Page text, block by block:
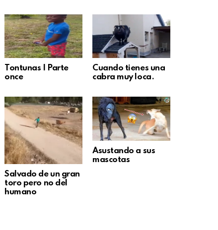
Tontunas | Parte
once
Cuando tienes una
cabra muy loca.
Salvado de un gran
toro pero no del
humano
Asustando a sus
mascotas